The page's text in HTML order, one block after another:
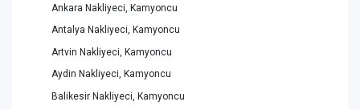
Ankara Nakliyeci, Kamyoncu
Antalya Nakliyeci, Kamyoncu
Artvin Nakliyeci, Kamyoncu
Aydin Nakliyeci, Kamyoncu
Balikesir Nakliyeci, Kamyoncu